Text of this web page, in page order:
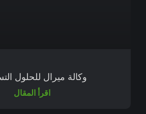
وكالة ميرال للحلول
اقرأ المقال